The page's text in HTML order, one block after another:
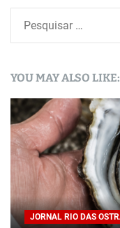
u
i
s
a
r
r
:
YOU MAY ALSO LIKE:
JORNAL RIO DAS OSTRAS